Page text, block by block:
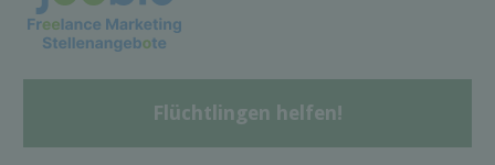
Flüchtlingen helfen!